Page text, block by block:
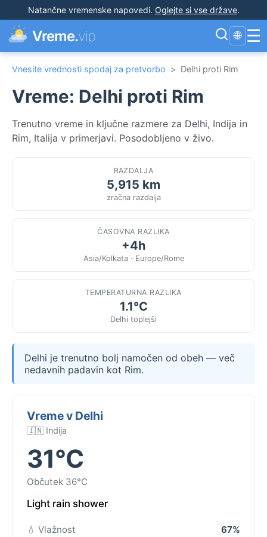
Natančne vremenske napovedi. Oglejte si vse države.
Vreme.vip 🌐 ☰
Vnesite vrednosti spodaj za pretvorbo > Delhi proti Rim
Vreme: Delhi proti Rim
Trenutno vreme in ključne razmere za Delhi, Indija in
Rim, Italija v primerjavi. Posodobljeno v živo.
RAZDALJA
5,915 km
zračna razdalja
ČASOVNA RAZLIKA
+4h
Asia/Kolkata · Europe/Rome
TEMPERATURNA RAZLIKA
1.1°C
Delhi toplejši
Delhi je trenutno bolj namočen od obeh — več
nedavnih padavin kot Rim.
Vreme v Delhi
🇮🇳 Indija
31°C
Občutek 36°C
Light rain shower
💧 Vlažnost
67%